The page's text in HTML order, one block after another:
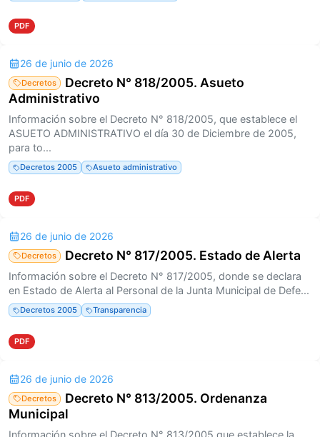
PDF
26 de junio de 2026
Decretos
Decreto N° 818/2005. Asueto
Administrativo
Información sobre el Decreto N° 818/2005, que establece el
ASUETO ADMINISTRATIVO el día 30 de Diciembre de 2005,
para to...
Decretos 2005 Asueto administrativo
PDF
26 de junio de 2026
Decretos Decreto N° 817/2005. Estado de Alerta
Información sobre el Decreto N° 817/2005, donde se declara
en Estado de Alerta al Personal de la Junta Municipal de Defe...
Decretos 2005 Transparencia
PDF
26 de junio de 2026
Decretos
Decreto N° 813/2005. Ordenanza
Municipal
Información sobre el Decreto N° 813/2005 que establece la